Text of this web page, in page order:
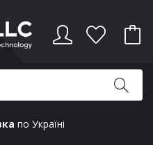
по Україні